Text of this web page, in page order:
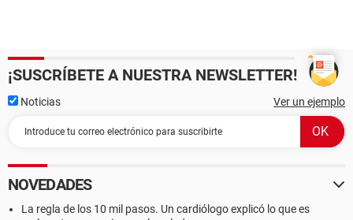
¡SUSCRÍBETE A NUESTRA NEWSLETTER!
Noticias Ver un ejemplo
NOVEDADES
La regla de los 10 mil pasos. Un cardiólogo explicó lo que es